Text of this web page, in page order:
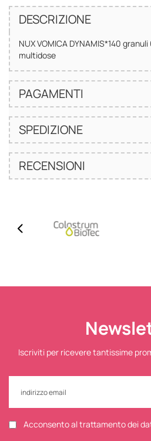
DESCRIZIONE
NUX VOMICA DYNAMIS*140
multidose
PAGAMENTI
SPEDIZIONE
RECENSIONI
Iscriviti per ricevere tantissime
Acconsento al trattamento dei